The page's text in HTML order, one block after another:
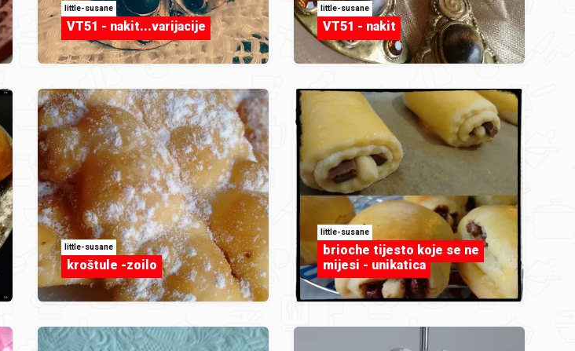
little-susane
VT51 - nakit...varijacije
little-susane
VT51 - nakit
little-susane
kroštule -zoilo
little-susane
brioche tijesto koje se ne
mijesi - unikatica